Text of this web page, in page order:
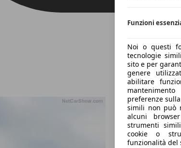
Funzioni
Noi o questi
tecnologie
sito e per
genere
abilitare
preferenze
simili non può
alcuni
strumenti
cookie o
funzionalità del